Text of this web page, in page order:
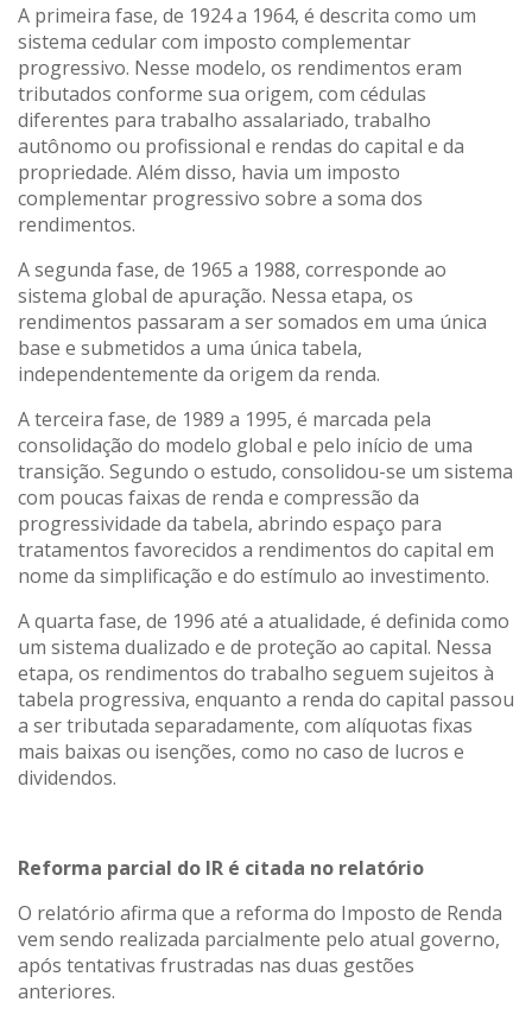
A primeira fase, de 1924 a 1964, é descrita como um
sistema cedular com imposto complementar
progressivo. Nesse modelo, os rendimentos eram
tributados conforme sua origem, com cédulas
diferentes para trabalho assalariado, trabalho
autônomo ou profissional e rendas do capital e da
propriedade. Além disso, havia um imposto
complementar progressivo sobre a soma dos
rendimentos.
A segunda fase, de 1965 a 1988, corresponde ao
sistema global de apuração. Nessa etapa, os
rendimentos passaram a ser somados em uma única
base e submetidos a uma única tabela,
independentemente da origem da renda.
A terceira fase, de 1989 a 1995, é marcada pela
consolidação do modelo global e pelo início de uma
transição. Segundo o estudo, consolidou-se um sistema
com poucas faixas de renda e compressão da
progressividade da tabela, abrindo espaço para
tratamentos favorecidos a rendimentos do capital em
nome da simplificação e do estímulo ao investimento.
A quarta fase, de 1996 até a atualidade, é definida como
um sistema dualizado e de proteção ao capital. Nessa
etapa, os rendimentos do trabalho seguem sujeitos à
tabela progressiva, enquanto a renda do capital passou
a ser tributada separadamente, com alíquotas fixas
mais baixas ou isenções, como no caso de lucros e
dividendos.
Reforma parcial do IR é citada no relatório
O relatório afirma que a reforma do Imposto de Renda
vem sendo realizada parcialmente pelo atual governo,
após tentativas frustradas nas duas gestões
anteriores.